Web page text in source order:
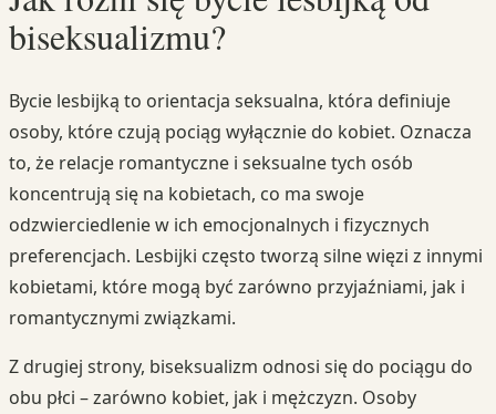
biseksualizmu?
Bycie lesbijką to orientacja seksualna, która definiuje
osoby, które czują pociąg wyłącznie do kobiet. Oznacza
to, że relacje romantyczne i seksualne tych osób
koncentrują się na kobietach, co ma swoje
odzwierciedlenie w ich emocjonalnych i fizycznych
preferencjach. Lesbijki często tworzą silne więzi z innymi
kobietami, które mogą być zarówno przyjaźniami, jak i
romantycznymi związkami.
Z drugiej strony, biseksualizm odnosi się do pociągu do
obu płci – zarówno kobiet, jak i mężczyzn. Osoby